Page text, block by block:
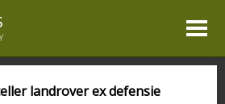
landrover ex defensie